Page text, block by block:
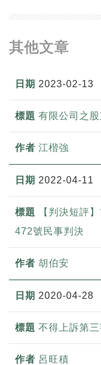
其他文章
2023-02-13
有限公司之
江楷強
2022-04-11
【判決短評
472號民事判決
胡伯安
2020-04-28
不得上訴第
呂旺積